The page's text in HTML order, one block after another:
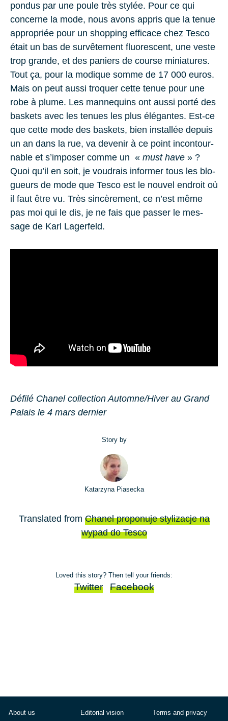
pon­dus par une poule très sty­lée. Pour ce qui
concerne la mode, nous avons ap­pris que la tenue
ap­pro­priée pour un shop­ping ef­fi­cace chez Tesco
était un bas de sur­vê­te­ment fluo­res­cent, une veste
trop grande, et des pa­niers de course mi­nia­tures.
Tout ça, pour la mo­dique somme de 17 000 euros.
Mais on peut aussi tro­quer cette tenue pour une
robe à plume. Les man­ne­quins ont aussi porté des
bas­kets avec les te­nues les plus élé­gantes. Est-ce
que cette mode des bas­kets, bien ins­tal­lée de­puis
un an dans la rue, va de­ve­nir à ce point in­con­tour­
nable et s’im­po­ser comme un « must have » ?
Quoi qu’il en soit, je vou­drais in­for­mer tous les blo­
gueurs de mode que Tesco est le nou­vel en­droit où
il faut être vu. Très sin­cè­re­ment, ce n’est même
pas moi qui le dis, je ne fais que pas­ser le mes­
sage de Karl La­ger­feld.
Dé­filé Cha­nel col­lec­tion Au­tomne/Hiver au Grand
Pa­lais le 4 mars der­nier
Story by
Katarzyna Piasecka
Translated from Chanel proponuje stylizacje na
wypad do Tesco
Loved this story? Then tell your friends:
Twitter Facebook
About us Editorial vision Terms and privacy